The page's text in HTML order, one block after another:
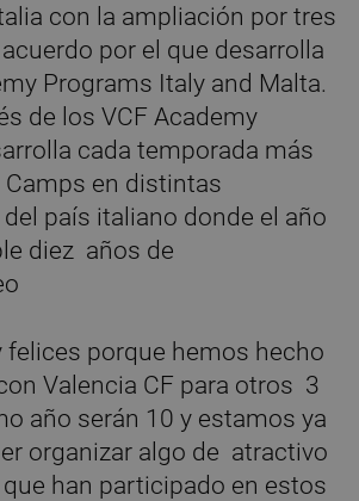
con la ampliación por tres
por el que desarrolla
Programs Italy and Malta.
de los VCF Academy
cada temporada más
en distintas
país italiano donde el año
diez años de
felices porque hemos hecho
Valencia CF para otros 3
año serán 10 y estamos ya
organizar algo de atractivo
han participado en estos